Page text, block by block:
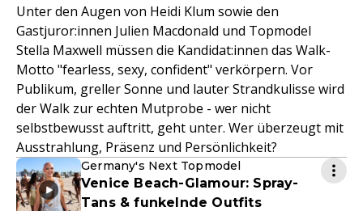
Unter den Augen von Heidi Klum sowie den
Gastjuror:innen Julien Macdonald und Topmodel
Stella Maxwell müssen die Kandidat:innen das Walk-
Motto "fearless, sexy, confident" verkörpern. Vor
Publikum, greller Sonne und lauter Strandkulisse wird
der Walk zur echten Mutprobe - wer nicht
selbstbewusst auftritt, geht unter. Wer überzeugt mit
Ausstrahlung, Präsenz und Persönlichkeit?
Germany's Next Topmodel
Venice Beach-Glamour: Spray-
Tans & funkelnde Outfits